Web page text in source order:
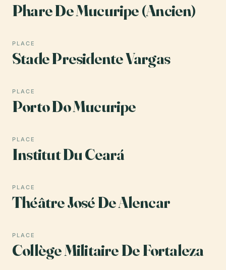
Phare De Mucuripe (Ancien)
PLACE
Stade Presidente Vargas
PLACE
Porto Do Mucuripe
PLACE
Institut Du Ceará
PLACE
Théâtre José De Alencar
PLACE
Collège Militaire De Fortaleza